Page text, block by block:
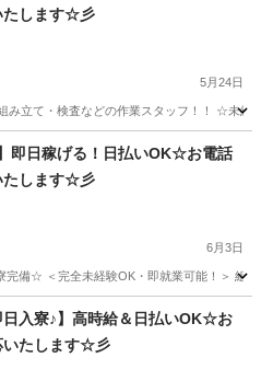
たします☆彡
5月24日
組み立て・検査などの作業スタッフ！！
即日稼げる！日払いOK☆お電話
たします☆彡
6月3日
完備☆ ＜完全未経験OK・即就業可能！＞
日入寮♪】高時給＆日払いOK☆お
いたします☆彡